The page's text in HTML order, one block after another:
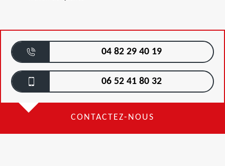
04 82 29 40 19
06 52 41 80 32
CONTACTEZ-NOUS